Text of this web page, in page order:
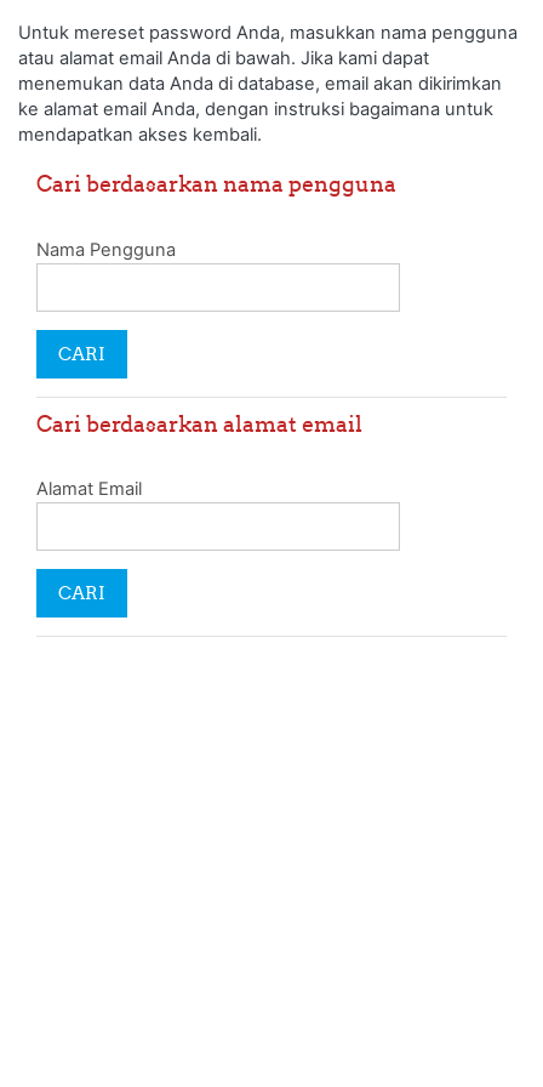
Untuk mereset password Anda, masukkan nama pengguna
atau alamat email Anda di bawah. Jika kami dapat
menemukan data Anda di database, email akan dikirimkan
ke alamat email Anda, dengan instruksi bagaimana untuk
mendapatkan akses kembali.
Cari berdasarkan nama pengguna
Nama Pengguna
Cari berdasarkan alamat email
Alamat Email